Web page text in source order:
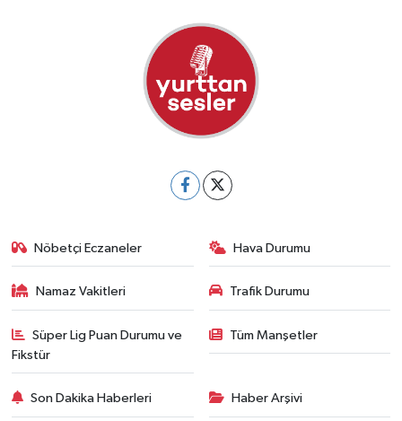
Nöbetçi Eczaneler Hava Durumu
Namaz Vakitleri Trafik Durumu
Süper Lig Puan Durumu ve
Fikstür
Tüm Manşetler
Son Dakika Haberleri Haber Arşivi